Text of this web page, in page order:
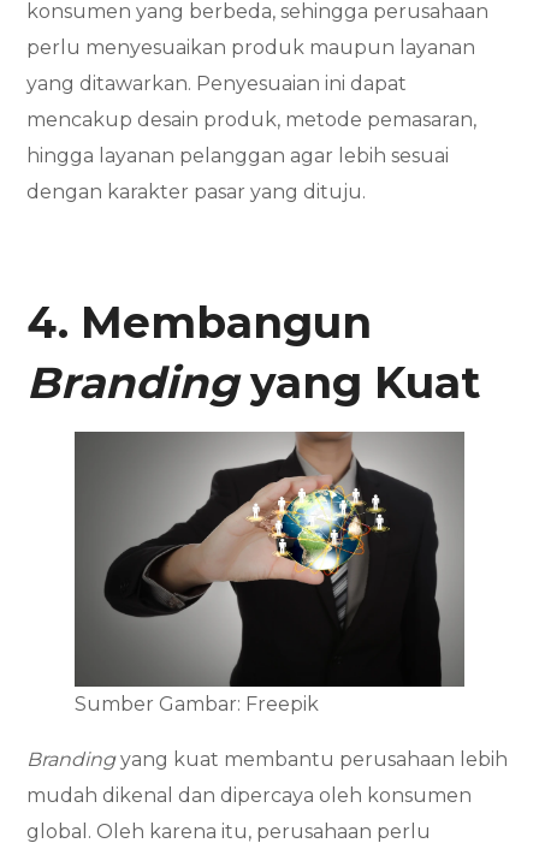
konsumen yang berbeda, sehingga perusahaan
perlu menyesuaikan produk maupun layanan
yang ditawarkan. Penyesuaian ini dapat
mencakup desain produk, metode pemasaran,
hingga layanan pelanggan agar lebih sesuai
dengan karakter pasar yang dituju.
4. Membangun
Brandingyang Kuat
Sumber Gambar: Freepik
Brandingyang kuat membantu perusahaan lebih
mudah dikenal dan dipercaya oleh konsumen
global. Oleh karena itu, perusahaan perlu